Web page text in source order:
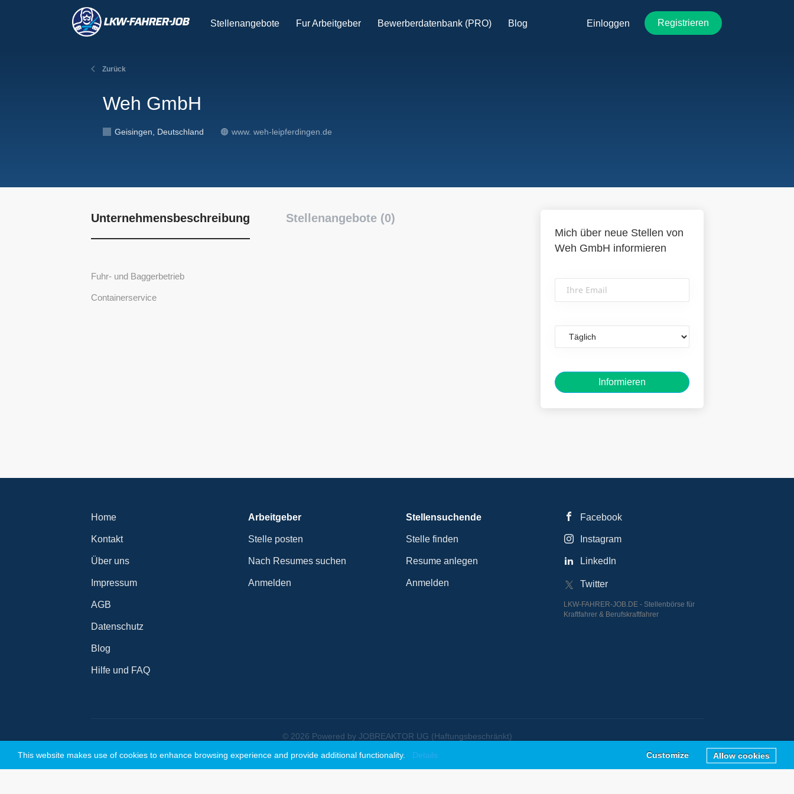
Einloggen Registrieren
Stellenangebote Fur Arbeitgeber Bewerberdatenbank (PRO) Blog
Zurück
Weh GmbH
Geisingen, Deutschland www. weh-leipferdingen.de
Unternehmensbeschreibung Stellenangebote (0)
Fuhr- und Baggerbetrieb
Containerservice
Mich über neue Stellen von
Weh GmbH informieren
Email
frequency
Home
Kontakt
Über uns
Impressum
AGB
Datenschutz
Blog
Hilfe und FAQ
Arbeitgeber
Stelle posten
Nach Resumes suchen
Anmelden
Stellensuchende
Stelle finden
Resume anlegen
Anmelden
Facebook
Instagram
LinkedIn
Twitter
LKW-FAHRER-JOB.DE - Stellenbörse für
Kraftfahrer & Berufskraftfahrer
© 2026 Powered by JOBREAKTOR UG (Haftungsbeschränkt)
This website makes use of cookies to enhance browsing experience and provide additional functionality.
Details Allow cookies
Customize